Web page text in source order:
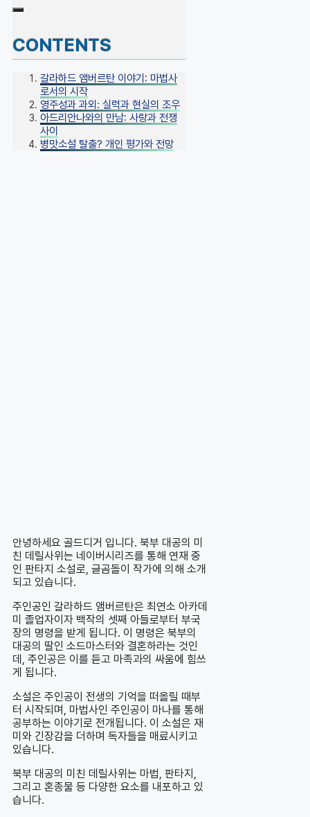
CONTENTS
갈라하드 앰버르탄 이야기: 마법사
로서의 시작
영주성과 과외: 실력과 현실의 조우
아드리안나와의 만남: 사랑과 전쟁
사이
병맛소설 탈출? 개인 평가와 전망
안녕하세요 골드디거 입니다. 북부 대공의 미
친 데릴사위는 네이버시리즈를 통해 연재 중
인 판타지 소설로, 글곰돌이 작가에 의해 소개
되고 있습니다.
주인공인 갈라하드 앰버르탄은 최연소 아카데
미 졸업자이자 백작의 셋째 아들로부터 부국
장의 명령을 받게 됩니다. 이 명령은 북부의
대공의 딸인 소드마스터와 결혼하라는 것인
데, 주인공은 이를 듣고 마족과의 싸움에 힘쓰
게 됩니다.
소설은 주인공이 전생의 기억을 떠올릴 때부
터 시작되며, 마법사인 주인공이 마나를 통해
공부하는 이야기로 전개됩니다. 이 소설은 재
미와 긴장감을 더하며 독자들을 매료시키고
있습니다.
북부 대공의 미친 데릴사위는 마법, 판타지,
그리고 혼종물 등 다양한 요소를 내포하고 있
습니다.